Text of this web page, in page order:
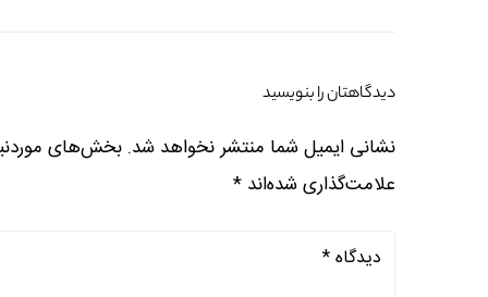
دیدگاهتان را بنویسید
نشانی ایمیل شما منتشر نخواهد شد. بخش‌های
علامت‌گذاری شده‌اند *